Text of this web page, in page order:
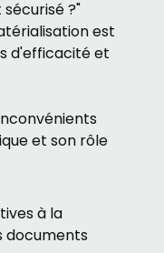
?"
est
d'efficacité et
et son rôle
à la
documents